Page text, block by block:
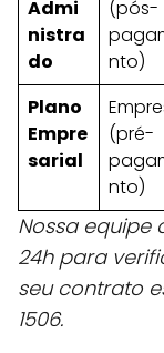
Admi
nistra
do
(pós-
nto)
Plano
Empre
sarial
(pré-
nto)
Nossa equipe
24h para
seu contrato
1506.